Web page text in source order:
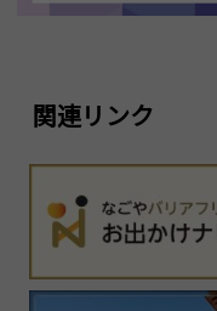
関連リンク